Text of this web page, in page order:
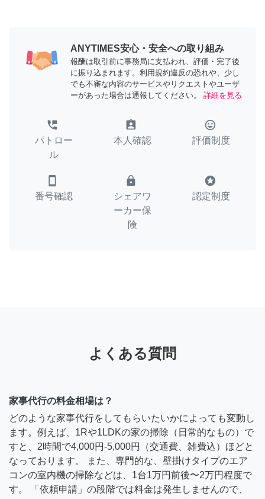
ANYTIMES安心・安全への取り組み
報酬は取引前に事務局に支払われ、評価・完了後
に振り込まれます。利用規約違反の恐れや、少し
でも不審な内容のサービスやリクエストやユーザ
ーがあった場合は通報してください。
詳細を見る
perm_phone_msg
パトロー
ル
assignment_ind
本人確認
tag_faces
評価制度
smartphone
番号確認
lock
シェアワ
ーカー保
険
stars
認定制度
よくある質問
家事代行の料金相場は？
どのような家事代行をしてもらいたいかによっても変動し
ます。例えば、1Rや1LDKの家の掃除（日常的なもの）で
すと、2時間で4,000円-5,000円（交通費、雑費込）ほどと
なっております。 また、専門的な、壁掛けタイプのエア
コンの室内機の掃除などは、1台1万円前後〜2万円程度で
す。 「依頼申請」の段階では料金は発生しませんので、